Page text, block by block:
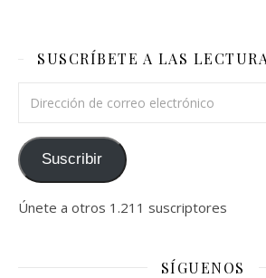
SUSCRÍBETE A LAS
Suscribir
Únete a otros 1.211 suscriptores
SÍGUENOS